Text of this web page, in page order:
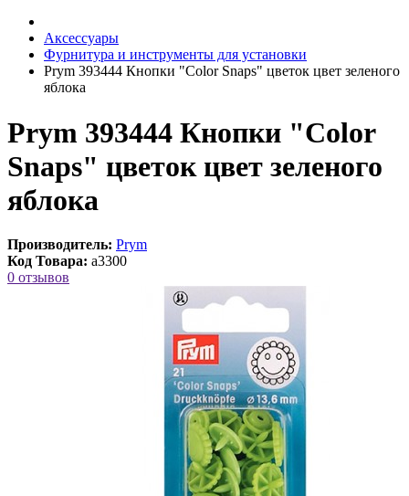
Аксессуары
Фурнитура и инструменты для установки
Prym 393444 Кнопки "Color Snaps" цветок цвет зеленого
яблока
Prym 393444 Кнопки "Color
Snaps" цветок цвет зеленого
яблока
Производитель: Prym
Код Товара: a3300
0 отзывов